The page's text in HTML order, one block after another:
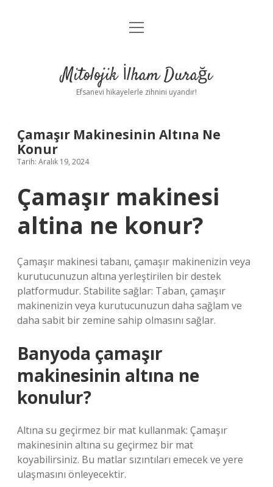
Anasayfa
Yasal Uyarı
menüyü
Mitolojik İlham Durağı
Efsanevi hikayelerle zihnini uyandır!
Çamaşır Makinesinin Altına Ne
Konur
Tarih: Aralık 19, 2024
Çamaşır makinesi
altina ne konur?
Çamaşır makinesi tabanı, çamaşır makinenizin veya
kurutucunuzun altına yerleştirilen bir destek
platformudur. Stabilite sağlar: Taban, çamaşır
makinenizin veya kurutucunuzun daha sağlam ve
daha sabit bir zemine sahip olmasını sağlar.
Banyoda çamaşır
makinesinin altına ne
konulur?
Altına su geçirmez bir mat kullanmak: Çamaşır
makinesinin altına su geçirmez bir mat
koyabilirsiniz. Bu matlar sızıntıları emecek ve yere
ulaşmasını önleyecektir.